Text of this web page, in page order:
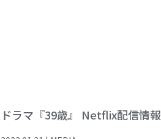
ドラマ『39歳』 Netflix配信情報